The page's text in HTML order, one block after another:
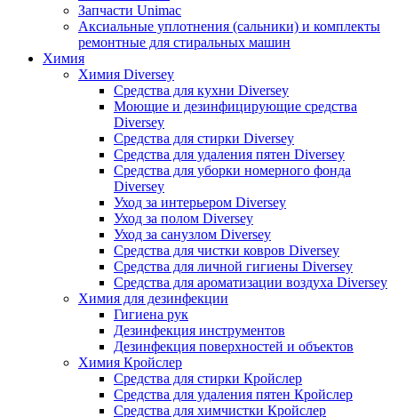
Запчасти Unimac
Аксиальные уплотнения (сальники) и комплекты
ремонтные для стиральных машин
Химия
Химия Diversey
Средства для кухни Diversey
Моющие и дезинфицирующие средства
Diversey
Средства для стирки Diversey
Средства для удаления пятен Diversey
Средства для уборки номерного фонда
Diversey
Уход за интерьером Diversey
Уход за полом Diversey
Уход за санузлом Diversey
Средства для чистки ковров Diversey
Средства для личной гигиены Diversey
Средства для ароматизации воздуха Diversey
Химия для дезинфекции
Гигиена рук
Дезинфекция инструментов
Дезинфекция поверхностей и объектов
Химия Кройслер
Средства для стирки Кройслер
Средства для удаления пятен Кройслер
Средства для химчистки Кройслер